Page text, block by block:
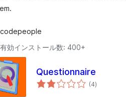
codepeople
有効インストール数: 400+
Questionnaire
(4個
の)